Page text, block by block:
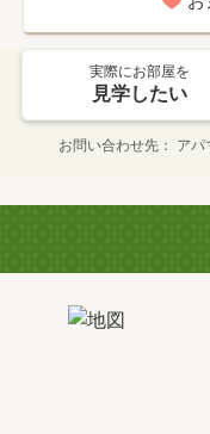
実際にお部屋を
見学したい
お問い合わせ先 アパ